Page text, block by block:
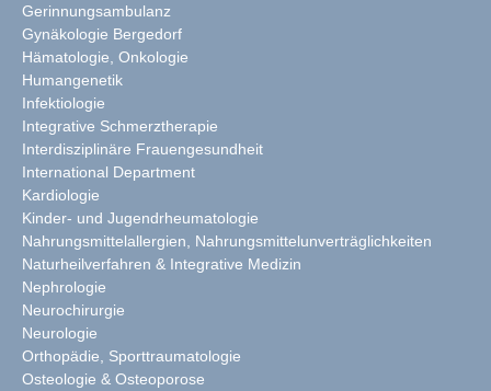
Gerinnungsambulanz
Gynäkologie Bergedorf
Hämatologie, Onkologie
Humangenetik
Infektiologie
Integrative Schmerztherapie
Interdisziplinäre Frauengesundheit
International Department
Kardiologie
Kinder- und Jugendrheumatologie
Nahrungsmittelallergien, Nahrungsmittelunverträglichkeiten
Naturheilverfahren & Integrative Medizin
Nephrologie
Neurochirurgie
Neurologie
Orthopädie, Sporttraumatologie
Osteologie & Osteoporose